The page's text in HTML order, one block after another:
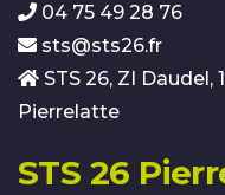
04 75 49 28 76
sts@sts26.fr
STS 26, ZI
Pierrelatte
STS 26